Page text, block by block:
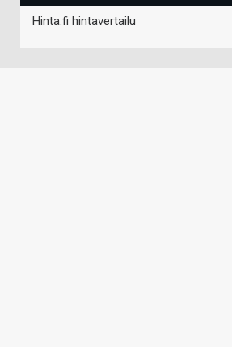
Hinta.fi hintavertailu